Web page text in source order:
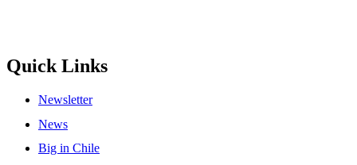
Quick Links
Newsletter
News
Big in Chile